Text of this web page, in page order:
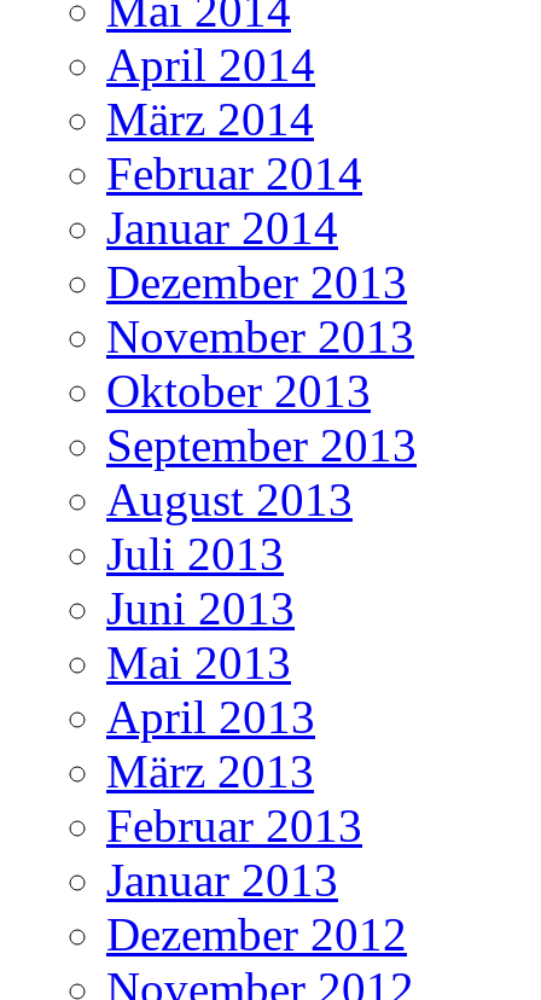
April 2014
März 2014
Februar 2014
Januar 2014
Dezember 2013
November 2013
Oktober 2013
September 2013
August 2013
Juli 2013
Juni 2013
Mai 2013
April 2013
März 2013
Februar 2013
Januar 2013
Dezember 2012
November 2012